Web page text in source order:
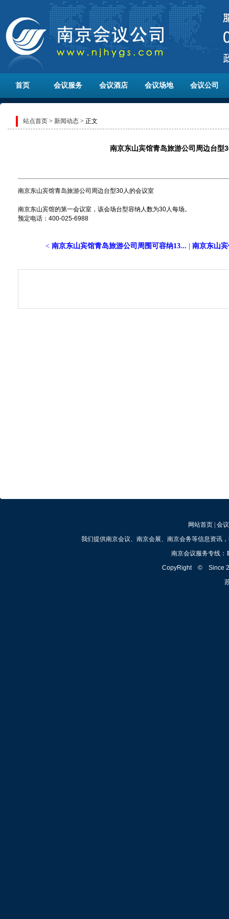
首页 会议服务 会议酒店 会议场地 会议公司
站点首页 > 新闻动态 > 正文
南京东山宾馆青岛旅游公司周边台型
南京东山宾馆青岛旅游公司周边台型30人的会议室
南京东山宾馆的第一会议室，该会场台型容纳人数为30人每场。
预定电话：400-025-6988
< 南京东山宾馆青岛旅游公司周围可容纳13... 南京东山
网站首页| 会
我们提供南京会议、南京会展、南京会务等信息资讯
南京会议服务专线：
CopyRight © Since